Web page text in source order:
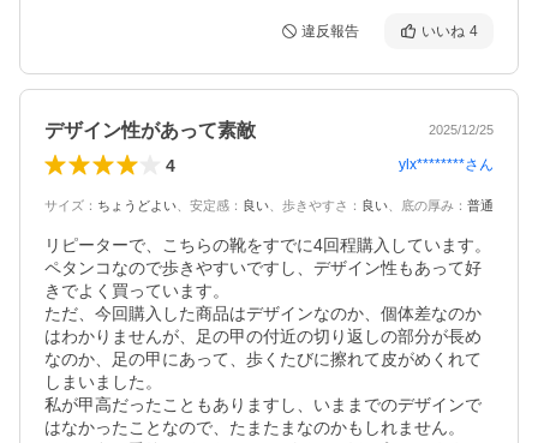
違反報告 いいね 4
デザイン性があって素敵 2025/12/25
4 ylx********さん
サイズ ： ちょうどよい 安定感 ： 良い 歩きやすさ ： 良い 底の厚み ： 普通
リピーターで、こちらの靴をすでに4回程購入しています。
ペタンコなので歩きやすいですし、デザイン性もあって好
きでよく買っています。
ただ、今回購入した商品はデザインなのか、個体差なのか
はわかりませんが、足の甲の付近の切り返しの部分が長め
なのか、足の甲にあって、歩くたびに擦れて皮がめくれて
しまいました。
私が甲高だったこともありますし、いままでのデザインで
はなかったことなので、たまたまなのかもしれません。